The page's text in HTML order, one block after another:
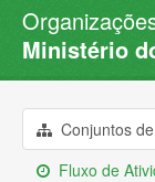
Conjuntos de
Organizações
Sobre
Ministério
Conjuntos
Fluxo de